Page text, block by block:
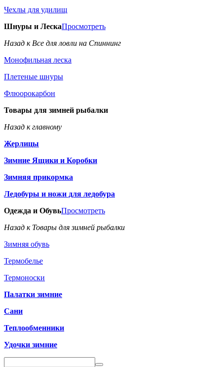
Чехлы для удилищ
Шнуры и ЛескаПросмотреть
Назад к Все для ловли на Спиннинг
Монофильная леска
Плетеные шнуры
Флюорокарбон
Товары для зимней рыбалки
Назад к главному
Жерлицы
Зимние Ящики и Коробки
Зимняя прикормка
Ледобуры и ножи для ледобура
Одежда и ОбувьПросмотреть
Назад к Товары для зимней рыбалки
Зимняя обувь
Термобелье
Термоноски
Палатки зимние
Сани
Теплообменники
Удочки зимние